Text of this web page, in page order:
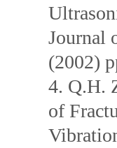
Journal
(2002)
4. Q.H.
of